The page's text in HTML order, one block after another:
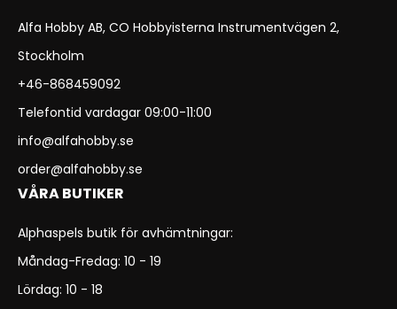
Alfa Hobby AB, CO Hobbyisterna Instrumentvägen 2,
Stockholm
+46-868459092
Telefontid vardagar 09:00-11:00
info@alfahobby.se
order@alfahobby.se
VÅRA BUTIKER
Alphaspels butik för avhämtningar:
Måndag-Fredag: 10 - 19
Lördag: 10 - 18